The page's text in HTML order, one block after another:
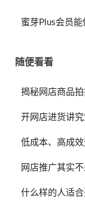
蜜芽Plus会员能
随便看看
揭秘网店商品
开网店进货讲
低成本、高成效
网店推广其实
什么样的人适